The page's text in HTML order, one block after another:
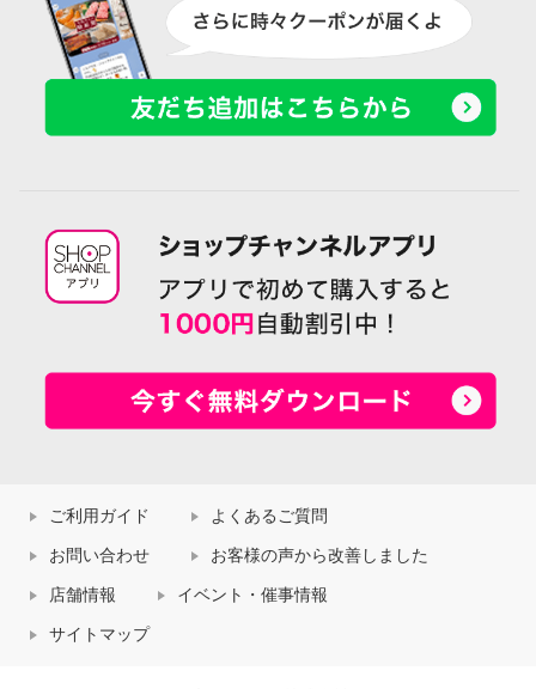
ご利用ガイド よくあるご質問
お問い合わせ お客様の声から改善しました
店舗情報 イベント・催事情報
サイトマップ